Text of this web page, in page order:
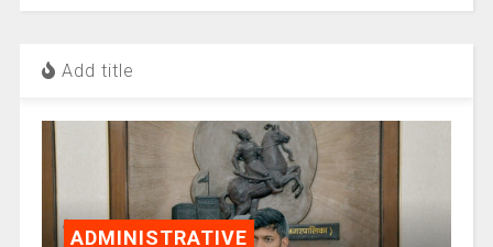
Add title
ADMINISTRATIVE